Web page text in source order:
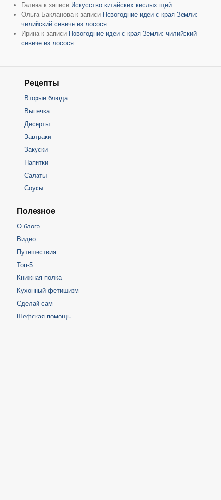
Галина к записи Искусство китайских кислых щей
Ольга Бакланова к записи Новогодние идеи с края Земли:
чилийский севиче из лосося
Ирина к записи Новогодние идеи с края Земли: чилийский
севиче из лосося
Рецепты
Вторые блюда
Выпечка
Десерты
Завтраки
Закуски
Напитки
Салаты
Соусы
Полезное
О блоге
Видео
Путешествия
Топ-5
Книжная полка
Кухонный фетишизм
Сделай сам
Шефская помощь